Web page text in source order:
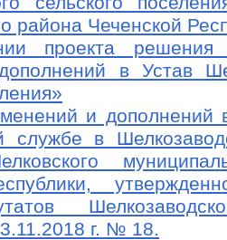
района Чеченской
проекта
в Устав
и дополнений
службе в
г. № 18.